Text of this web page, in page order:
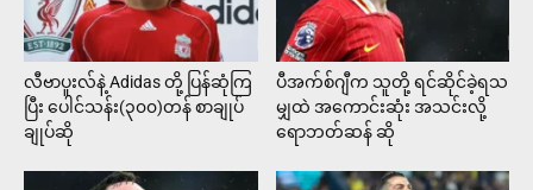
လီဗာပူးလ်နဲ့ Adidas တို့ ပြန်ဆုံကြ
ပြီး ပေါင်သန်း(၃၀၀)တန် စာချုပ်
ချုပ်ဆို
ပီအက်စ်ဂျီက သူတို့ ရင်ဆိုင်ခဲ့ရသ
မျှထဲ အကောင်းဆုံး အသင်းလို့
ရောဘတ်ဆန် ဆို